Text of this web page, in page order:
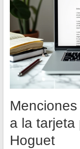
a la tarjeta
Hoguet